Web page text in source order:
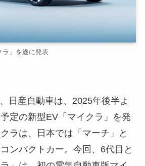
ラ」を遂に発表
日産自動車は、2025年後半よ
定の新型EV「マイクラ」を発
ラは、日本では「マーチ」と
ンパクトカー。今回、6代目と